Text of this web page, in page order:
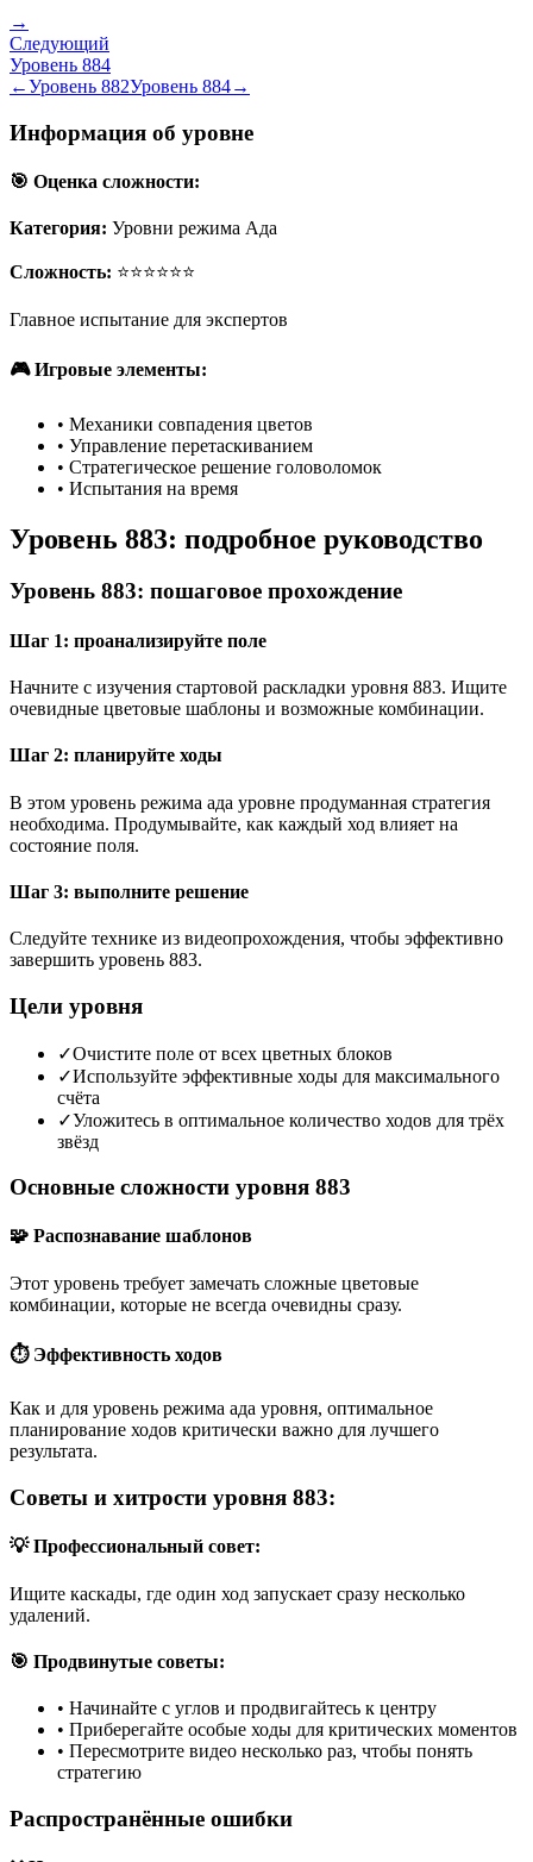
→
Следующий
Уровень 884
←Уровень 882Уровень 884→
Информация об уровне
🎯 Оценка сложности:
Категория: Уровни режима Ада
Сложность: ⭐⭐⭐⭐⭐⭐
Главное испытание для экспертов
🎮 Игровые элементы:
• Механики совпадения цветов
• Управление перетаскиванием
• Стратегическое решение головоломок
• Испытания на время
Уровень 883: подробное руководство
Уровень 883: пошаговое прохождение
Шаг 1: проанализируйте поле
Начните с изучения стартовой раскладки уровня 883. Ищите
очевидные цветовые шаблоны и возможные комбинации.
Шаг 2: планируйте ходы
В этом уровень режима ада уровне продуманная стратегия
необходима. Продумывайте, как каждый ход влияет на
состояние поля.
Шаг 3: выполните решение
Следуйте технике из видеопрохождения, чтобы эффективно
завершить уровень 883.
Цели уровня
✓Очистите поле от всех цветных блоков
✓Используйте эффективные ходы для максимального
счёта
✓Уложитесь в оптимальное количество ходов для трёх
звёзд
Основные сложности уровня 883
🧩 Распознавание шаблонов
Этот уровень требует замечать сложные цветовые
комбинации, которые не всегда очевидны сразу.
⏱️ Эффективность ходов
Как и для уровень режима ада уровня, оптимальное
планирование ходов критически важно для лучшего
результата.
Советы и хитрости уровня 883:
💡 Профессиональный совет:
Ищите каскады, где один ход запускает сразу несколько
удалений.
🎯 Продвинутые советы:
• Начинайте с углов и продвигайтесь к центру
• Приберегайте особые ходы для критических моментов
• Пересмотрите видео несколько раз, чтобы понять
стратегию
Распространённые ошибки